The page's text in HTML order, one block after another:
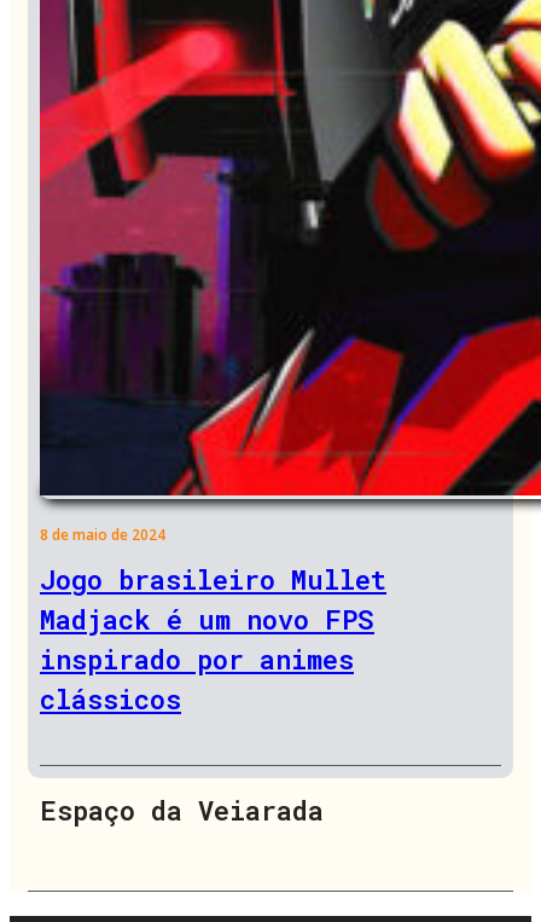
8 de maio de 2024
Jogo brasileiro Mullet
Madjack é um novo FPS
inspirado por animes
clássicos
Espaço da Veiarada